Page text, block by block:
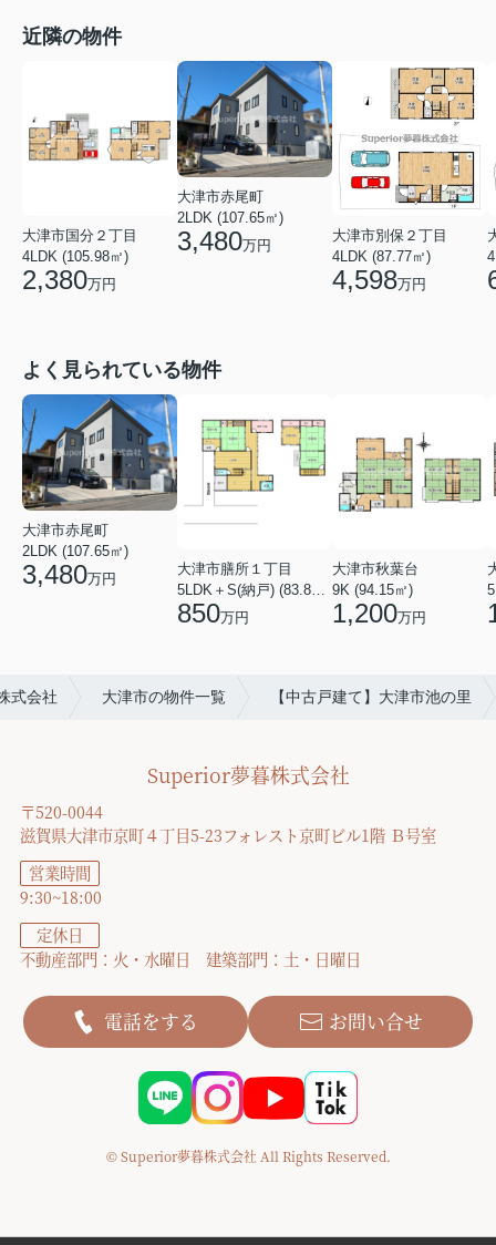
近隣の物件
大津市国分２丁目
4LDK (105.98㎡)
2,380万円
大津市赤尾町
2LDK (107.65㎡)
3,480万円
大津市別保２丁目
4LDK (87.77㎡)
4,598万円
よく見られている物件
大津市赤尾町
2LDK (107.65㎡)
3,480万円
大津市膳所１丁目
850万円
大津市秋葉台
9K (94.15㎡)
1,200万円
式会社 大津市の物件一覧 【中古戸建て】大津市池の里
Superior夢暮株式会社
〒520-0044
滋賀県大津市京町４丁目5-23フォレスト京町ビル1階 Ｂ号室
営業時間
9:30~18:00
定休日
不動産部門：火・水曜日 建築部門：土・日曜日
電話をする お問い合せ
© Superior夢暮株式会社 All Rights Reserved.